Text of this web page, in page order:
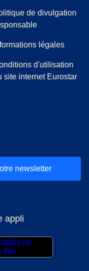
)
de divulgation
légales
d'utilisation
site internet Eurostar
newsletter
appli